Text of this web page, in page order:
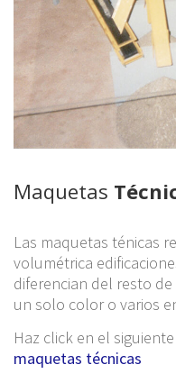
Maquetas
Las maquetas ténicas
volumétrica
diferencian del resto
un solo color o varios
Haz click en el
maquetas técnicas